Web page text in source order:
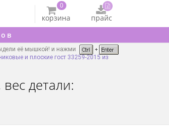
0
корзина
прайс
её мышкой! и нажми
и плоские гост 33259-2015 из
детали: